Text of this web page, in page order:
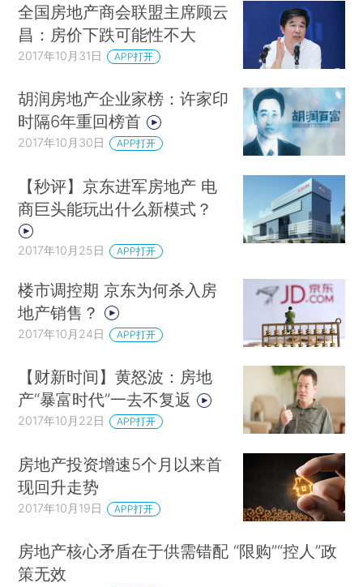
全国房地产商会联盟主席顾云
昌：房价下跌可能性不大
2017年10月31日 APP打开
胡润房地产企业家榜：许家印
时隔6年重回榜首
2017年10月30日 APP打开
【秒评】京东进军房地产 电
商巨头能玩出什么新模式？
2017年10月25日 APP打开
楼市调控期 京东为何杀入房
地产销售？
2017年10月24日 APP打开
【财新时间】黄怒波：房地
产“暴富时代”一去不复返
2017年10月22日 APP打开
房地产投资增速5个月以来首
现回升走势
2017年10月19日 APP打开
房地产核心矛盾在于供需错配 “限购”“控人”政
策无效